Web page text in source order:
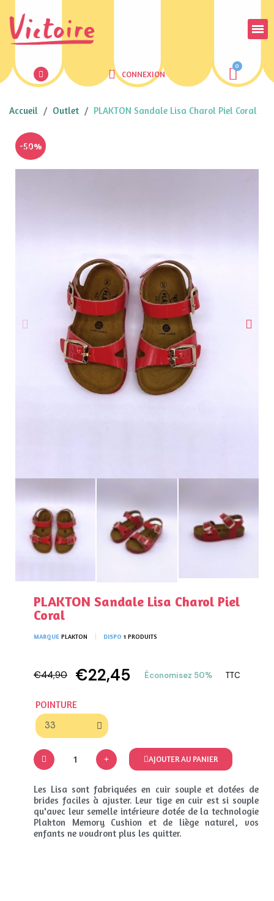
CONNEXION
Accueil Outlet PLAKTON Sandale Lisa Charol Piel Coral
-50%
PLAKTON Sandale Lisa Charol Piel
Coral
MARQUE PLAKTON DISPO 1 PRODUITS
€44,90 €22,45 Économisez 50% TTC
POINTURE
AJOUTER AU PANIER
Les Lisa sont fabriquées en cuir souple et dotées de
brides faciles à ajuster. Leur tige en cuir est si souple
qu'avec leur semelle intérieure dotée de la technologie
Plakton Memory Cushion et de liège naturel, vos
enfants ne voudront plus les quitter.